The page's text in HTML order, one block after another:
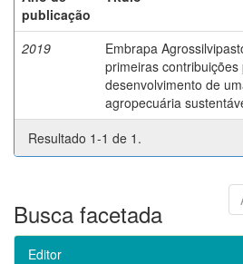
publicação
2019
Embrapa
primeiras contribuições
desenvolvimento de
agropecuária
Resultado 1-1 de 1.
Busca facetada
Editor